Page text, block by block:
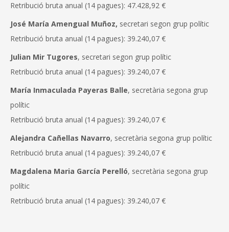
Retribució bruta anual (14 pagues): 47.428,92 €
José María Amengual Muñoz, secretari segon grup polític
Retribució bruta anual (14 pagues): 39.240,07 €
Julian Mir Tugores, secretari segon grup polític
Retribució bruta anual (14 pagues): 39.240,07 €
María Inmaculada Payeras Balle, secretària segona grup
polític
Retribució bruta anual (14 pagues): 39.240,07 €
Alejandra Cañellas Navarro, secretària segona grup polític
Retribució bruta anual (14 pagues): 39.240,07 €
Magdalena Maria García Perelló, secretària segona grup
polític
Retribució bruta anual (14 pagues): 39.240,07 €